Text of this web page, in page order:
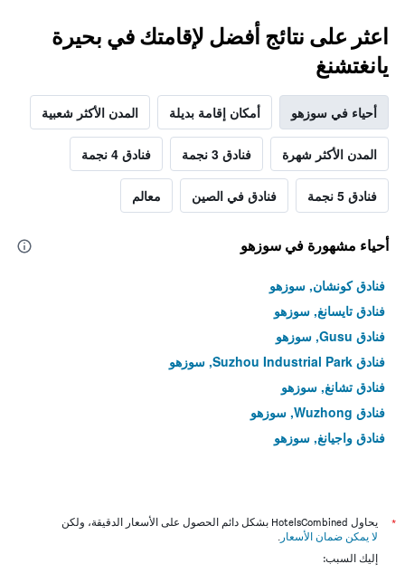
اعثر على نتائج أفضل لإقامتك في بحيرة
يانغتشنغ
أحياء في سوزهو أمكان إقامة بديلة المدن الأكثر شعبية
المدن الأكثر شهرة فنادق 3 نجمة فنادق 4 نجمة
فنادق 5 نجمة فنادق في الصين معالم
أحياء مشهورة في سوزهو
فنادق كونشان, سوزهو
فنادق تايسانغ, سوزهو
فنادق Gusu, سوزهو
فنادق Suzhou Industrial Park, سوزهو
فنادق تشانغ, سوزهو
فنادق Wuzhong, سوزهو
فنادق واجيانغ, سوزهو
*
يحاول HotelsCombined بشكل دائم الحصول على الأسعار الدقيقة، ولكن
لا يمكن ضمان الأسعار .
إليك السبب: